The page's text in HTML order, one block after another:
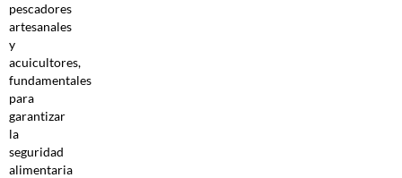
pescadores
artesanales
y
acuicultores,
fundamentales
para
garantizar
la
seguridad
alimentaria